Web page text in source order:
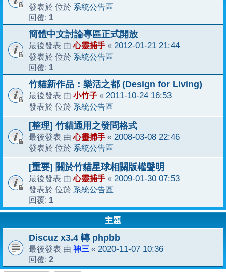
發表於 位於 系統公告區
回覆: 1
簡體中文討論專區正式開放
最後發表 由心靈捕手 « 2012-01-21 21:44
發表於 位於 系統公告區
回覆: 1
竹貓新作品：樂活之都 (Design for Living)
最後發表 由 小竹子 « 2011-10-24 16:53
發表於 位於 系統公告區
[整理] 竹貓通用之發問格式
最後發表 由心靈捕手 « 2008-03-08 22:46
發表於 位於 系統公告區
[重要] 關於竹貓星球相關版權聲明
最後發表 由心靈捕手 « 2009-01-30 07:53
發表於 位於 系統公告區
回覆: 1
主題
Discuz x3.4 轉 phpbb
最後發表 由 神三 « 2020-11-07 10:36
回覆: 2